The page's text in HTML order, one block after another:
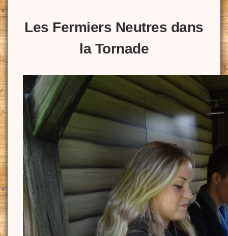
Les Fermiers Neutres dans
la Tornade